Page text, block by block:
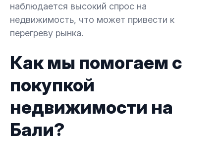
наблюдается высокий спрос на
недвижимость, что может привести к
перегреву рынка.
Как мы помогаем с
покупкой
недвижимости на
Бали?